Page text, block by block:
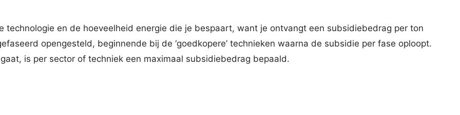
technologie en de hoeveelheid energie die je bespaart, want je ontvangt een subsidiebedrag per ton
opengesteld, beginnende bij de ‘goedkopere’ technieken waarna de subsidie per fase oploopt.
is per sector of techniek een maximaal subsidiebedrag bepaald.